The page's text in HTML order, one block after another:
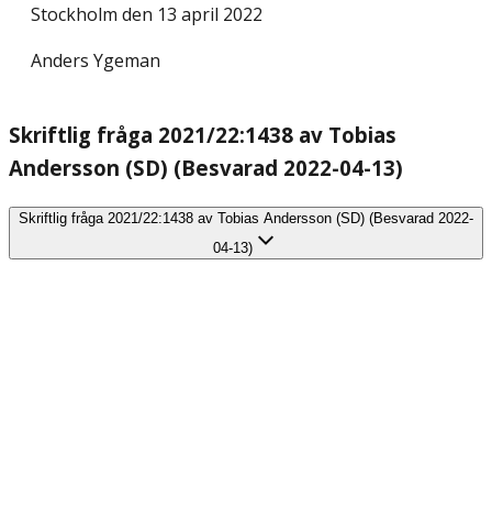
Stockholm den 13 april 2022
Anders Ygeman
Skriftlig fråga 2021/22:1438 av Tobias
Andersson (SD) (Besvarad 2022-04-13)
Skriftlig fråga 2021/22:1438 av Tobias Andersson (SD) (Besvarad 2022-
04-13)